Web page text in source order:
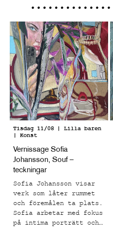
Tisdag 11/08 | Lilla baren
| Konst
Vernissage Sofia
Johansson, Souf –
teckningar
Sofia Johansson visar
verk som låter rummet
och föremålen ta plats.
Sofia arbetar med fokus
på intima porträtt och